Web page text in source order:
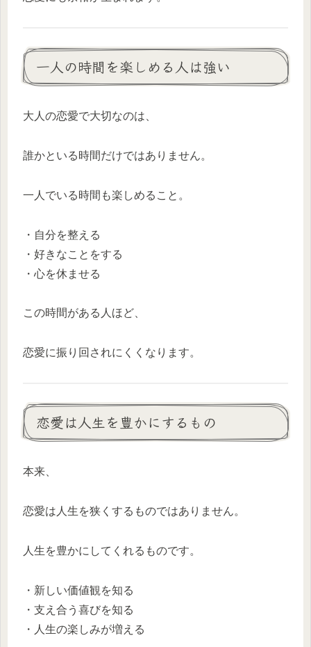
一人の時間を楽しめる人は強い
大人の恋愛で大切なのは、
誰かといる時間だけではありません。
一人でいる時間も楽しめること。
・自分を整える
・好きなことをする
・心を休ませる
この時間がある人ほど、
恋愛に振り回されにくくなります。
恋愛は人生を豊かにするもの
本来、
恋愛は人生を狭くするものではありません。
人生を豊かにしてくれるものです。
・新しい価値観を知る
・支え合う喜びを知る
・人生の楽しみが増える